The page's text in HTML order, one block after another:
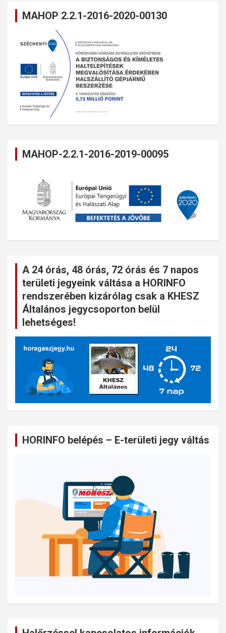
MAHOP 2.2.1-2016-2020-00130
MAHOP-2.2.1-2016-2019-00095
A 24 órás, 48 órás, 72 órás és 7 napos
területi jegyeink váltása a HORINFO
rendszerében kizárólag csak a KHESZ
Általános jegycsoporton belül
lehetséges!
HORINFO belépés – E-területi jegy váltás